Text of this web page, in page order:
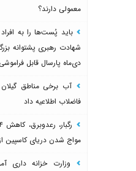
معمولی دارند؟
باید پُست‌ها را به
شهادت رهبری پشتوانه
دی‌ماه پارسال قابل
آب برخی مناطق
فاضلاب اطلاعیه داد
مواج شدن دریای کاسپین
وزارت خزانه داری